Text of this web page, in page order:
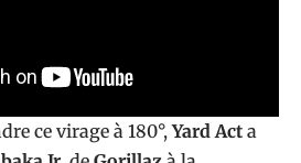
ce virage à 180°,Yard Act a